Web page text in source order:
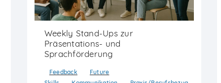
Weekly Stand-Ups zur
Präsentations- und
Sprachförderung
Feedback
Future